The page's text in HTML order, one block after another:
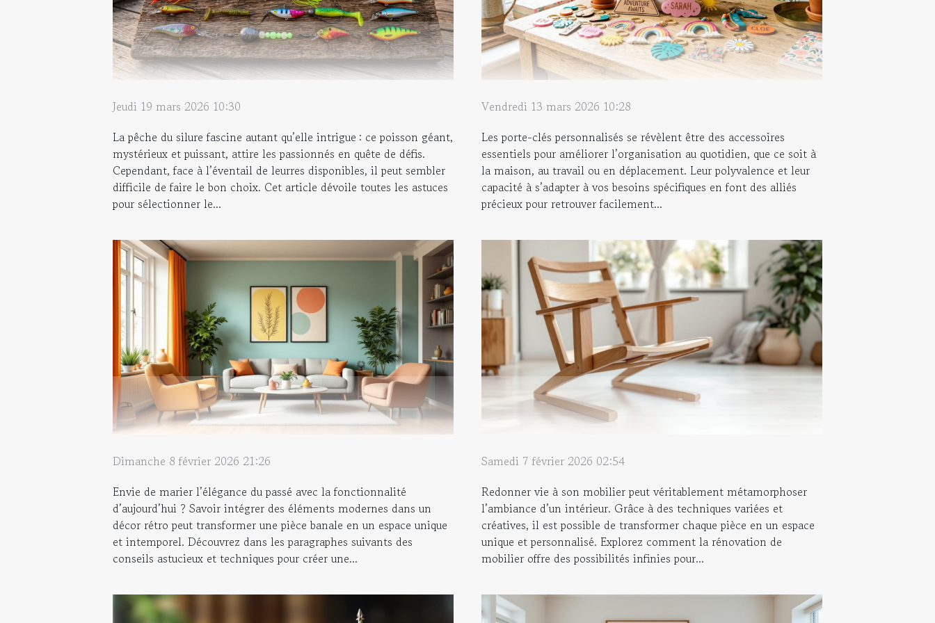
Jeudi 19 mars 2026 10:30
La pêche du silure fascine autant qu’elle intrigue : ce poisson géant,
mystérieux et puissant, attire les passionnés en quête de défis.
Cependant, face à l’éventail de leurres disponibles, il peut sembler
difficile de faire le bon choix. Cet article dévoile toutes les astuces
pour sélectionner le...
Vendredi 13 mars 2026 10:28
Les porte-clés personnalisés se révèlent être des accessoires
essentiels pour améliorer l’organisation au quotidien, que ce soit à
la maison, au travail ou en déplacement. Leur polyvalence et leur
capacité à s’adapter à vos besoins spécifiques en font des alliés
précieux pour retrouver facilement...
Dimanche 8 février 2026 21:26
Envie de marier l’élégance du passé avec la fonctionnalité
d’aujourd’hui ? Savoir intégrer des éléments modernes dans un
décor rétro peut transformer une pièce banale en un espace unique
et intemporel. Découvrez dans les paragraphes suivants des
conseils astucieux et techniques pour créer une...
Samedi 7 février 2026 02:54
Redonner vie à son mobilier peut véritablement métamorphoser
l’ambiance d’un intérieur. Grâce à des techniques variées et
créatives, il est possible de transformer chaque pièce en un espace
unique et personnalisé. Explorez comment la rénovation de
mobilier offre des possibilités infinies pour...